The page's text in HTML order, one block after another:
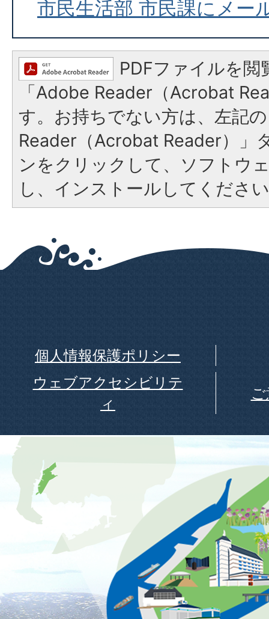
市民生活部 市民課にメー
PDFファイルを閲
「Adobe Reader（Acrobat
す。お持ちでない方は、左記
Reader（Acrobat Reader）」
ンをクリックして、ソフトウ
し、インストールしてくださ
個人情報保護ポリシー
ウェブアクセシビリテ
ィ